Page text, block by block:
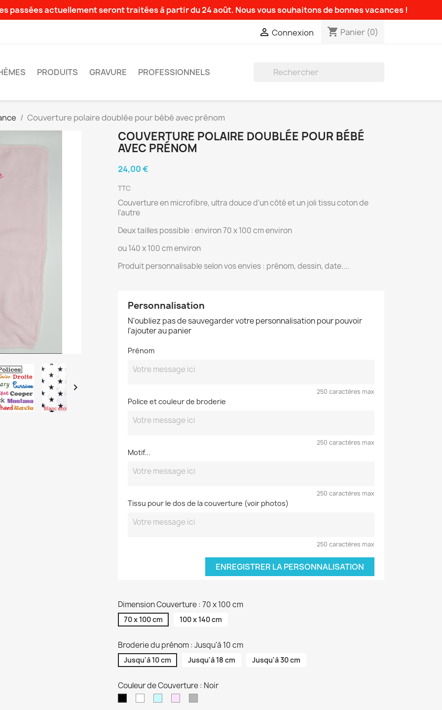
passées actuellement seront traitées à partir du 24 août. Nous vous souhaitons de bonnes vacances !
 Connexion shopping_cart Panier (0)
PRODUITS GRAVURE PROFESSIONNELS
Couverture polaire doublée pour bébé avec prénom

COUVERTURE POLAIRE DOUBLÉE POUR BÉBÉ
AVEC PRÉNOM
24,00 €
TTC
Couverture en microfibre, ultra douce d'un côté et un joli tissu coton de
l'autre
Deux tailles possible : environ 70 x 100 cm environ
ou 140 x 100 cm environ
Produit personnalisable selon vos envies : prénom, dessin, date....
Personnalisation
N'oubliez pas de sauvegarder votre personnalisation pour pouvoir
l'ajouter au panier
Prénom
250 caractères max
Police et couleur de broderie
250 caractères max
Motif...
250 caractères max
Tissu pour le dos de la couverture (voir photos)
250 caractères max
ENREGISTRER LA PERSONNALISATION
Dimension Couverture : 70 x 100 cm
70 x 100 cm 100 x 140 cm
Broderie du prénom : Jusqu'à 10 cm
Jusqu'à 10 cm Jusqu'à 18 cm Jusqu'à 30 cm
Couleur de Couverture : Noir